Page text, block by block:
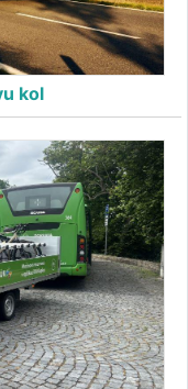
kol